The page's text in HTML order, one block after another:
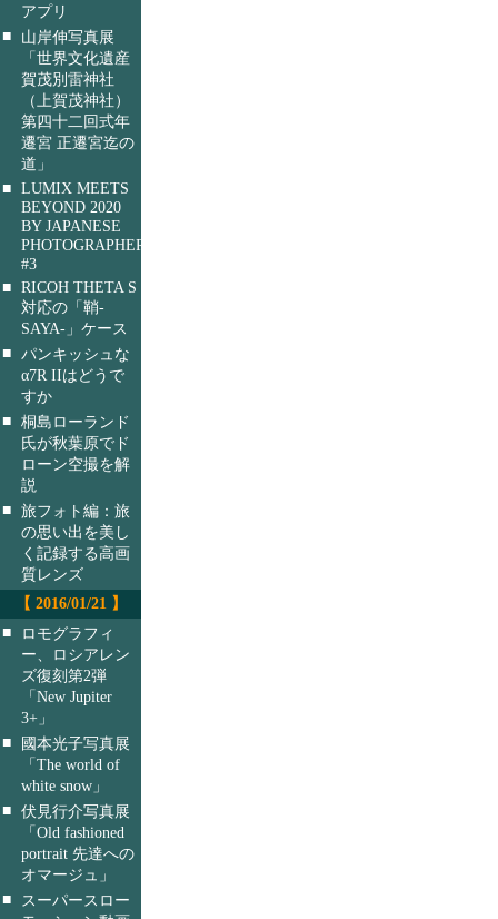
アプリ
■
山岸伸写真展
「世界文化遺産
賀茂別雷神社
（上賀茂神社）
第四十二回式年
遷宮 正遷宮迄の
道」
■ LUMIX MEETS
BEYOND 2020
BY JAPANESE
PHOTOGRAPHERS
#3
■ RICOH THETA S
対応の「鞘-
SAYA-」ケース
■ パンキッシュな
α7R IIはどうで
すか
■ 桐島ローランド
氏が秋葉原でド
ローン空撮を解
説
■ 旅フォト編：旅
の思い出を美し
く記録する高画
質レンズ
【 2016/01/21 】
■
ロモグラフィ
ー、ロシアレン
ズ復刻第2弾
「New Jupiter
3+」
■
國本光子写真展
「The world of
white snow」
■ 伏見行介写真展
「Old fashioned
portrait 先達への
オマージュ」
■
スーパースロー